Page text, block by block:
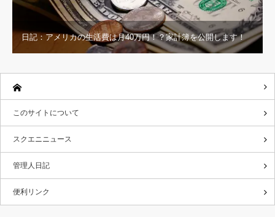
日記：アメリカの生活費は月40万円！？家計簿を公開します！
このサイトについて
スクエニニュース
管理人日記
便利リンク